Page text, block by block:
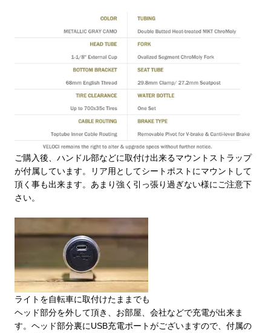
ご購入後、ハンドル部などに取付け出来るマウントストラップ
が付属しています。リア用としてシートポストにマウントして
頂く事も出来ます。あまり強く引っ張り過ぎない様にご注意下
さい。
ライトを自転車に取付けたままでも
ヘッド部分を外して頂き、お部屋、会社などで充電が出来ま
す。ヘッド部分裏にUSB充電ポートがございますので、付属の